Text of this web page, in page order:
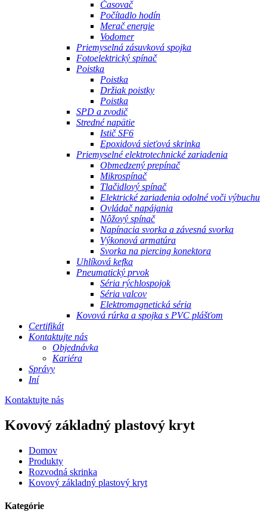
Časovač
Počítadlo hodín
Merač energie
Vodomer
Priemyselná zásuvková spojka
Fotoelektrický spínač
Poistka
Poistka
Držiak poistky
Poistka
SPD a zvodič
Stredné napätie
Istič SF6
Epoxidová sieťová skrinka
Priemyselné elektrotechnické zariadenia
Obmedzený prepínač
Mikrospínač
Tlačidlový spínač
Elektrické zariadenia odolné voči výbuchu
Ovládač napájania
Nôžový spínač
Napínacia svorka a závesná svorka
Výkonová armatúra
Svorka na piercing konektora
Uhlíková kefka
Pneumatický prvok
Séria rýchlospojok
Séria valcov
Elektromagnetická séria
Kovová rúrka a spojka s PVC plášťom
Certifikát
Kontaktujte nás
Objednávka
Kariéra
Správy
Iní
Kontaktujte nás
Kovový základný plastový kryt
Domov
Produkty
Rozvodná skrinka
Kovový základný plastový kryt
Kategórie